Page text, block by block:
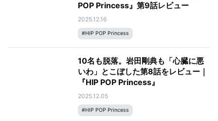
POP Princess』第9話レビュー
2025.12.16
#HIP POP Princess
10名も脱落。岩田剛典も「心臓に悪
いわ」とこぼした第8話をレビュー｜
『HIP POP Princess』
2025.12.05
#HIP POP Princess